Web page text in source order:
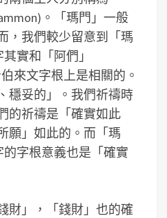
。「瑪門」一般
，我們較少留意到「瑪
實和「阿們」
來文字根上是相關的。
穩妥的」。我們祈禱時
的祈禱是「確實如此
願」如此的。而「瑪
的字根意義也是「確實
財」，「錢財」也的確